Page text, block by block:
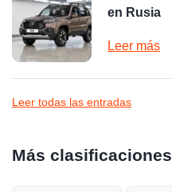
en Rusia
Leer más
Leer todas las entradas
Más clasificaciones